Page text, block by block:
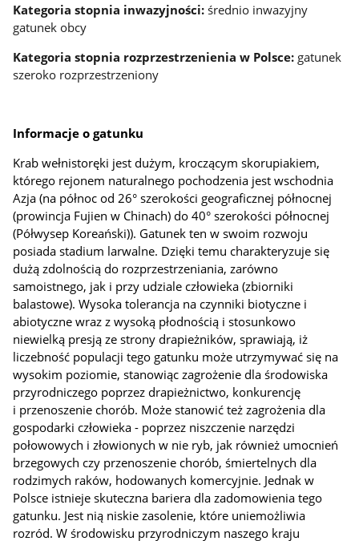
Kategoria stopnia inwazyjności: średnio inwazyjny
gatunek obcy
Kategoria stopnia rozprzestrzenienia w Polsce: gatunek
szeroko rozprzestrzeniony
Informacje o gatunku
Krab wełnistoręki jest dużym, kroczącym skorupiakiem,
którego rejonem naturalnego pochodzenia jest wschodnia
Azja (na północ od 26° szerokości geograficznej północnej
(prowincja Fujien w Chinach) do 40° szerokości północnej
(Półwysep Koreański)). Gatunek ten w swoim rozwoju
posiada stadium larwalne. Dzięki temu charakteryzuje się
dużą zdolnością do rozprzestrzeniania, zarówno
samoistnego, jak i przy udziale człowieka (zbiorniki
balastowe). Wysoka tolerancja na czynniki biotyczne i
abiotyczne wraz z wysoką płodnością i stosunkowo
niewielką presją ze strony drapieżników, sprawiają, iż
liczebność populacji tego gatunku może utrzymywać się na
wysokim poziomie, stanowiąc zagrożenie dla środowiska
przyrodniczego poprzez drapieżnictwo, konkurencję
i przenoszenie chorób. Może stanowić też zagrożenia dla
gospodarki człowieka - poprzez niszczenie narzędzi
połowowych i złowionych w nie ryb, jak również umocnień
brzegowych czy przenoszenie chorób, śmiertelnych dla
rodzimych raków, hodowanych komercyjnie. Jednak w
Polsce istnieje skuteczna bariera dla zadomowienia tego
gatunku. Jest nią niskie zasolenie, które uniemożliwia
rozród. W środowisku przyrodniczym naszego kraju